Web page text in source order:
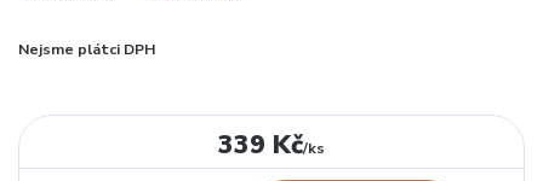
Nejsme plátci DPH
339 Kč/ks